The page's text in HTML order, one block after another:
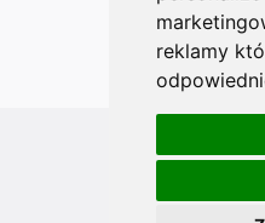
reklamy
All
Copyright ©